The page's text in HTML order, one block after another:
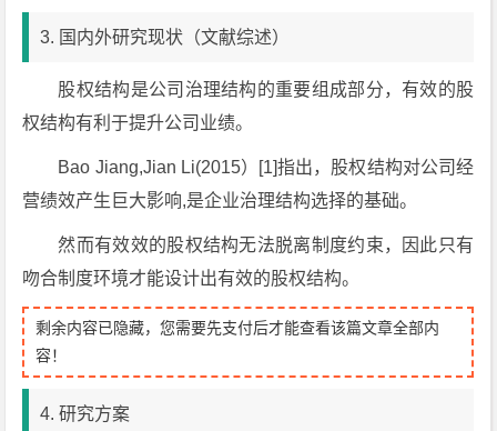
3. 国内外研究现状（文献综述）
股权结构是公司治理结构的重要组成部分，有效的股
权结构有利于提升公司业绩。
Bao Jiang,Jian Li(2015）[1]指出，股权结构对公司经
营绩效产生巨大影响,是企业治理结构选择的基础。
然而有效效的股权结构无法脱离制度约束，因此只有
吻合制度环境才能设计出有效的股权结构。
剩余内容已隐藏，您需要先支付后才能查看该篇文章全部内
容！
4. 研究方案